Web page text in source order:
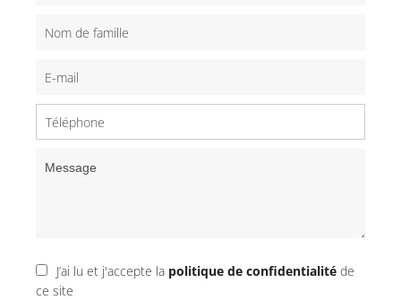
J’ai lu et j'accepte la politique de confidentialité de
ce site